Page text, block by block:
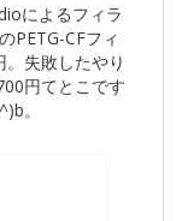
によるフィラ
PETG-CFフィ
失敗したやり
円てとこです
。